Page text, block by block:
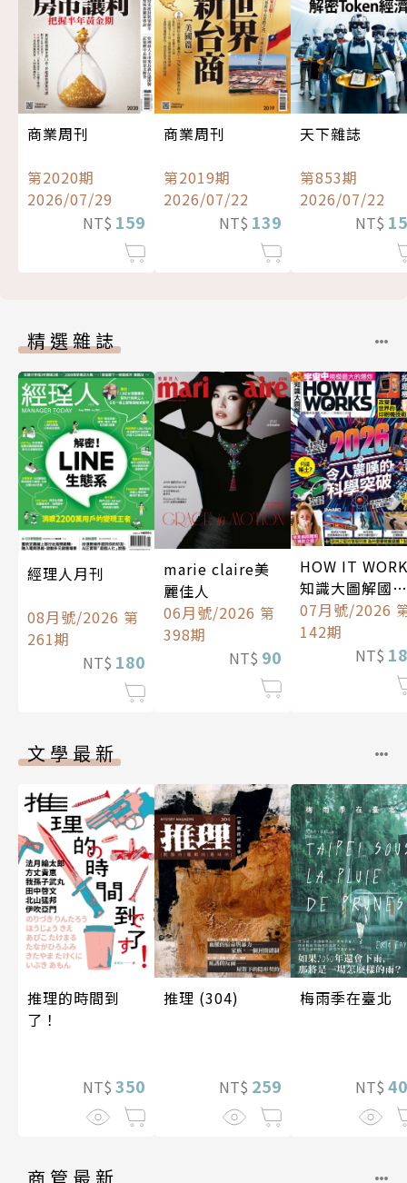
商業周刊
第2020期
2026/07/29
NT$ 159
商業周刊
第2019期
2026/07/22
NT$ 139
天下雜誌
第853期
2026/07/22
NT$
精選雜誌
經理人月刊
08月號/2026 第
261期
NT$ 180
marie claire美
麗佳人
06月號/2026 第
398期
NT$ 90
HOW IT
知識大圖解國際
中文版
07月號/2026
142期
NT$
文學最新
推理的時間到
了！
NT$ 350
推理 (304)
NT$ 259
梅雨季在臺北
NT$
商管最新